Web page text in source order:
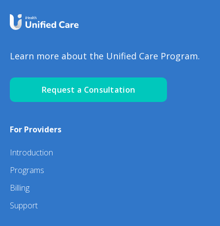
Learn more about the Unified Care Program.
Request a Consultation
For Providers
Introduction
Programs
Billing
Support